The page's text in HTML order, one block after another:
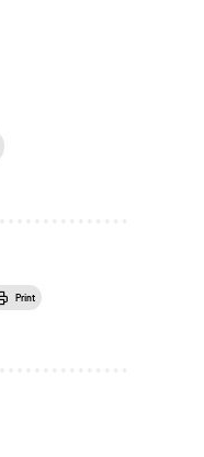
Print